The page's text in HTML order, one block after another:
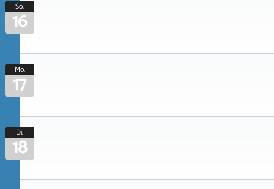
So.
16
Mo.
17
Di.
18